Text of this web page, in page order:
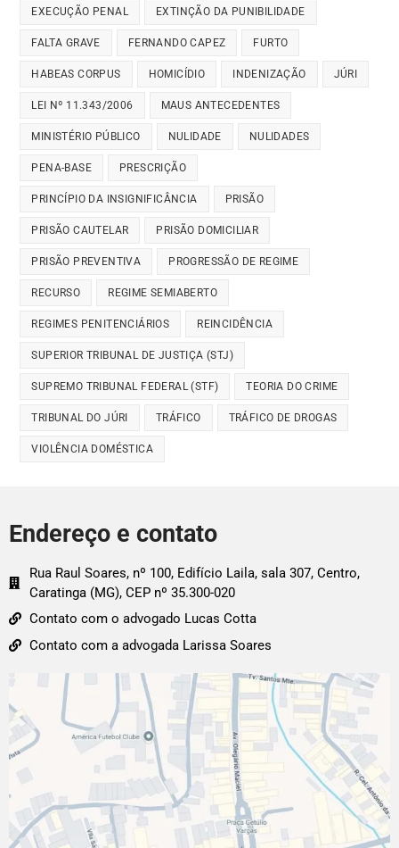
EXECUÇÃO PENAL EXTINÇÃO DA PUNIBILIDADE
FALTA GRAVE FERNANDO CAPEZ FURTO
HABEAS CORPUS HOMICÍDIO INDENIZAÇÃO JÚRI
LEI Nº 11.343/2006 MAUS ANTECEDENTES
MINISTÉRIO PÚBLICO NULIDADE NULIDADES
PENA-BASE PRESCRIÇÃO
PRINCÍPIO DA INSIGNIFICÂNCIA PRISÃO
PRISÃO CAUTELAR PRISÃO DOMICILIAR
PRISÃO PREVENTIVA PROGRESSÃO DE REGIME
RECURSO REGIME SEMIABERTO
REGIMES PENITENCIÁRIOS REINCIDÊNCIA
SUPERIOR TRIBUNAL DE JUSTIÇA (STJ)
SUPREMO TRIBUNAL FEDERAL (STF) TEORIA DO CRIME
TRIBUNAL DO JÚRI TRÁFICO TRÁFICO DE DROGAS
VIOLÊNCIA DOMÉSTICA
Endereço e contato
Rua Raul Soares, nº 100, Edifício Laila, sala 307, Centro,
Caratinga (MG), CEP nº 35.300-020
Contato com o advogado Lucas Cotta
Contato com a advogada Larissa Soares